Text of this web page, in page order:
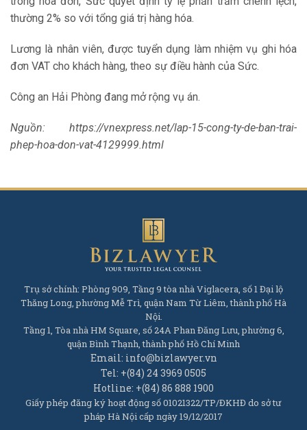
thường 2% so với tổng giá trị hàng hóa.
Lương là nhân viên, được tuyển dụng làm nhiệm vụ ghi hóa
đơn VAT cho khách hàng, theo sự điều hành của Sức.
Công an Hải Phòng đang mở rộng vụ án.
Nguồn: https://vnexpress.net/lap-15-cong-ty-de-ban-trai-
phep-hoa-don-vat-4129999.html
Trụ sở chính: Phòng 909, Tầng 9 tòa nhà Viglacera, số 1 Đại lộ
Thăng Long, phường Mễ Trì, quận Nam Từ Liêm, thành phố Hà
Nội.
Tầng 1, Tòa nhà HM Square, số 24A Phan Đăng Lưu, phường 6,
quận Bình Thạnh, thành phố Hồ Chí Minh
Email: info@bizlawyer.vn
Tel: +(84) 24 3969 0505
Hotline: +(84) 86 888 1900
Giấy phép đăng ký hoạt động số 01021322/TP/ĐKHĐ do sở tư
pháp Hà Nội cấp ngày 19/12/2017